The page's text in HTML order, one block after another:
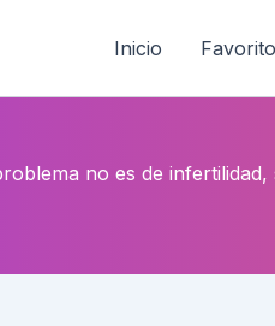
Inicio
no es de